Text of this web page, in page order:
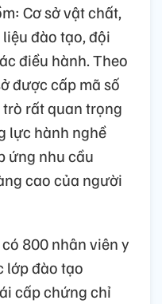
Cơ sở vật chất,
đào tạo, đội
điều hành. Theo
được cấp mã số
rất quan trọng
lực hành nghề
ứng nhu cầu
cao của người
800 nhân viên y
lớp đào tạo
cấp chứng chỉ